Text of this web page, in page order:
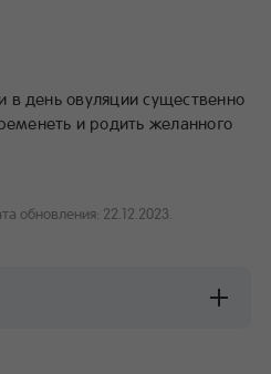
в день овуляции существенно
и родить желанного
обновления: 22.12.2023.